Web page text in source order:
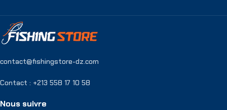
contact@fishingstore-dz.com
Contact : +213 558 17 10 58
Nous suivre